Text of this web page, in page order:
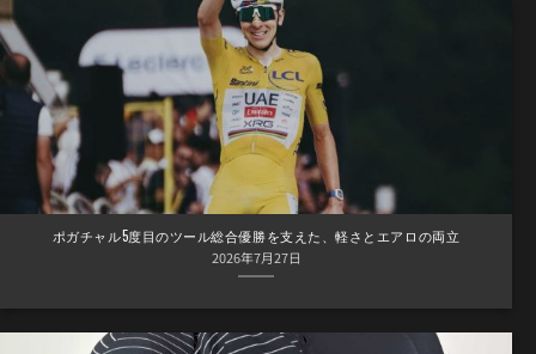
ポガチャル5度目のツール総合優勝を支えた、軽さとエアロの両立
2026年7月27日